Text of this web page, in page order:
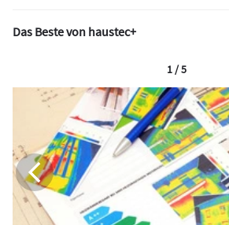
Das Beste von haustec+
1 / 5